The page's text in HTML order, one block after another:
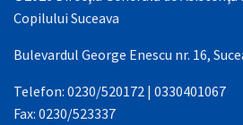
Copilului Suceava
Bulevardul George Enescu nr. 16,
Telefon: 0230/520172 | 0330401067
Fax: 0230/523337